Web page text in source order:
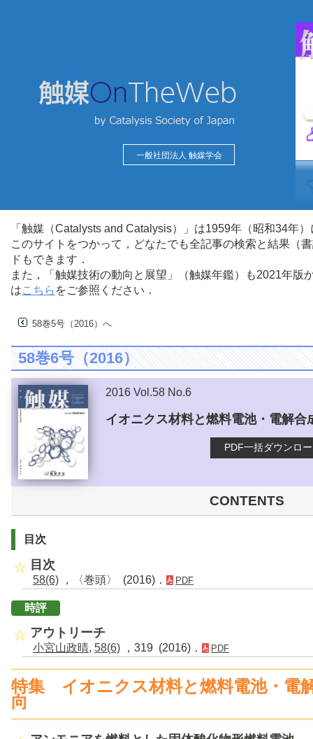
一般社団法人 触媒学会
「触媒（Catalysts and Catalysis）」は1959年（昭和34年
このサイトをつかって，どなたでも全記事の検索と結果（
ドもできます．
また，「触媒技術の動向と展望」（触媒年鑑）も2021年
はこちら をご参照ください．
58巻5号（2016）へ
58巻6号（2016）
2016 Vol.58 No.6
イオニクス材料と燃料電池・電解合
PDF一括ダウンロ
CONTENTS
目次
目次
58(6) ，〈巻頭〉 (2016)． PDF
時評
アウトリーチ
小宮山政晴, 58(6) ，319 (2016)． PDF
特集 イオニクス材料と燃料電池・電
向